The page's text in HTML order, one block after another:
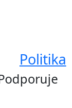
Politika